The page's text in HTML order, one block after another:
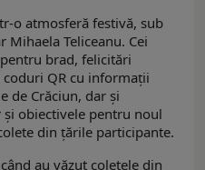
o atmosferă festivă, sub
Teliceanu. Cei
brad, felicitări
QR cu informații
de Crăciun, dar și
obiectivele pentru noul
din țările participante.
au văzut coletele din